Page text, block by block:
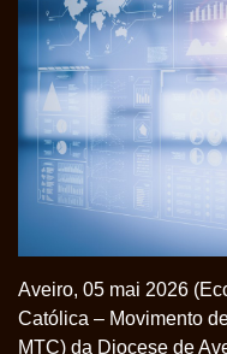
Aveiro, 05 mai 2026
Católica – Movimento
MTC) da Diocese de